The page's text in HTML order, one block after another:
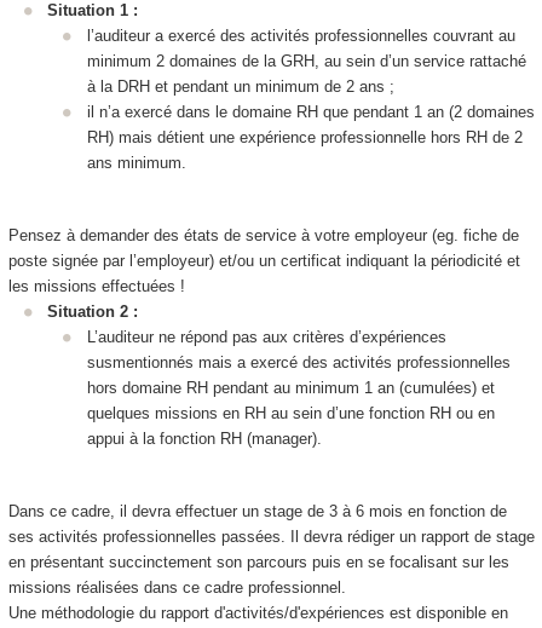
Situation 1 :
l’auditeur a exercé des activités professionnelles couvrant au
minimum 2 domaines de la GRH, au sein d’un service rattaché
à la DRH et pendant un minimum de 2 ans ;
il n’a exercé dans le domaine RH que pendant 1 an (2 domaines
RH) mais détient une expérience professionnelle hors RH de 2
ans minimum.
Pensez à demander des états de service à votre employeur (eg. fiche de
poste signée par l’employeur) et/ou un certificat indiquant la périodicité et
les missions effectuées !
Situation 2 :
L’auditeur ne répond pas aux critères d’expériences
susmentionnés mais a exercé des activités professionnelles
hors domaine RH pendant au minimum 1 an (cumulées) et
quelques missions en RH au sein d’une fonction RH ou en
appui à la fonction RH (manager).
Dans ce cadre, il devra effectuer un stage de 3 à 6 mois en fonction de
ses activités professionnelles passées. Il devra rédiger un rapport de stage
en présentant succinctement son parcours puis en se focalisant sur les
missions réalisées dans ce cadre professionnel.
Une méthodologie du rapport d'activités/d'expériences est disponible en